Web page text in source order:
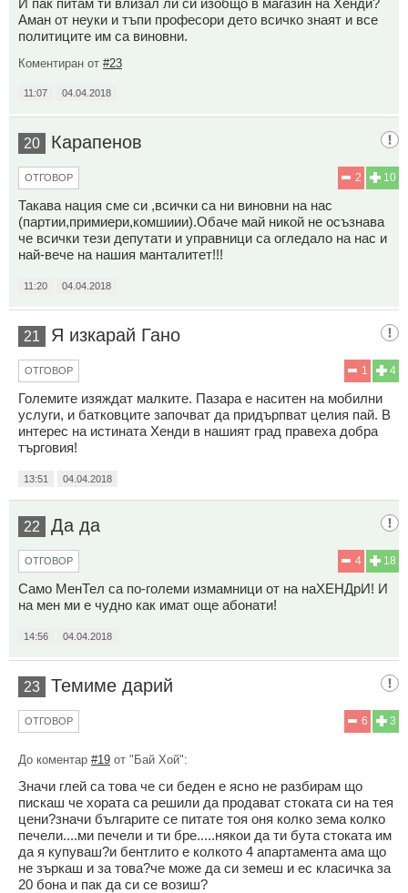
Аман от неуки и тъпи професори дето всичко знаят и все
политиците им са виновни.
Коментиран от #23
11:07 04.04.2018
20 Карапенов
10
2
ОТГОВОР
Такава нация сме си ,всички са ни виновни на нас
(партии,примиери,комшиии).Обаче май никой не осъзнава
че всички тези депутати и управници са огледало на нас и
най-вече на нашия манталитет!!!
11:20 04.04.2018
21 Я изкарай Гано
4
1
ОТГОВОР
Големите изяждат малките. Пазара е наситен на мобилни
услуги, и батковците започват да придърпват целия пай. В
интерес на истината Хенди в нашият град правеха добра
търговия!
13:51 04.04.2018
22 Да да
18
4
ОТГОВОР
Само МенТел са по-големи измамници от на наХЕНДрИ! И
на мен ми е чудно как имат още абонати!
14:56 04.04.2018
23 Темиме дарий
3
6
ОТГОВОР
До коментар #19 от "Бай Хой":
Значи глей са това че си беден е ясно не разбирам що
пискаш че хората са решили да продават стоката си на тея
цени?значи българите се питате тоя оня колко зема колко
печели....ми печели и ти бре.....някои да ти бута стоката им
да я купуваш?и бентлито е колкото 4 апартамента ама що
не зъркаш и за това?че може да си земеш и ес класичка за
20 бона и пак да си се возиш?